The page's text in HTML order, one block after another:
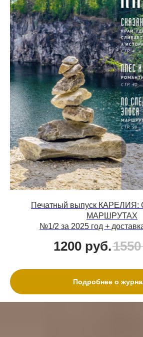
Печатный выпуск
МАРШРУТАХ
№1/2 за 2025 год +
1200 руб.1550
Подробнее о